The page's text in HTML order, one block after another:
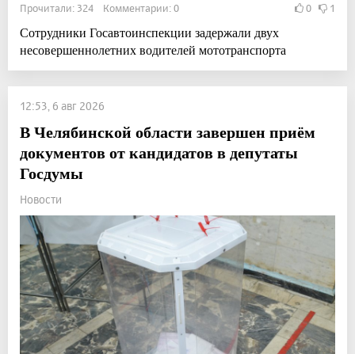
Прочитали: 324 Комментарии: 0 0 1
Сотрудники Госавтоинспекции задержали двух
несовершеннолетних водителей мототранспорта
12:53, 6 авг 2026
В Челябинской области завершен приём
документов от кандидатов в депутаты
Госдумы
Новости